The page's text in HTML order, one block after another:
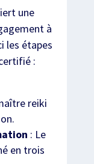
une
à
les étapes
:
reiki
: Le
en trois